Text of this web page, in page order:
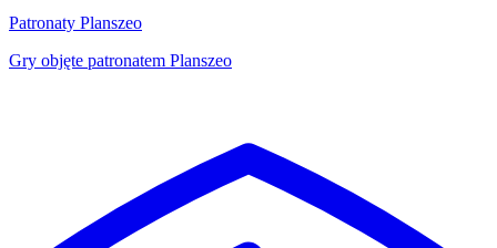
Patronaty Planszeo
Gry objęte patronatem Planszeo